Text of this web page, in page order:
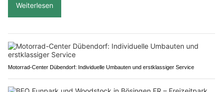
Weiterlesen
Motorrad-Center Dübendorf: Individuelle Umbauten und erstklassiger Service